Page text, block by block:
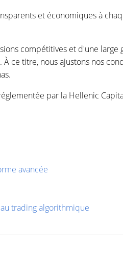
et économiques à
compétitives et d'une large
ce titre, nous ajustons nos
par la Hellenic
avancée
trading algorithmique